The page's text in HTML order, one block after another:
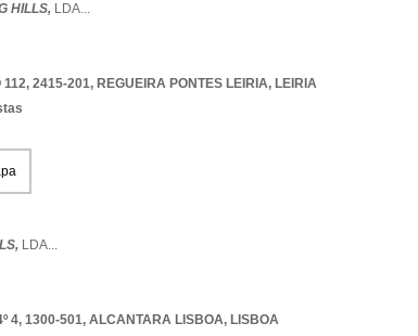
HILLS, LDA...
112, 2415-201, REGUEIRA PONTES LEIRIA, LEIRIA
LDA...
4, 1300-501, ALCANTARA LISBOA, LISBOA